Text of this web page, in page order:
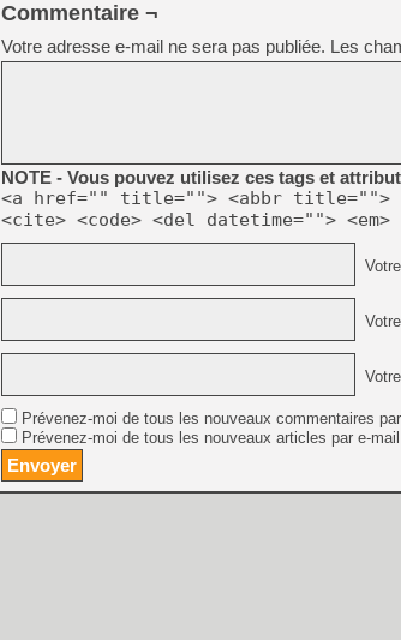
Commentaire ¬
Votre adresse e-mail ne sera pas publiée. Les
NOTE - Vous pouvez utilisez ces tags et
<a href="" title=""> <abbr title="">
<cite> <code> <del datetime="">
Prévenez-moi de tous les nouveaux commentaires
Prévenez-moi de tous les nouveaux articles par e-